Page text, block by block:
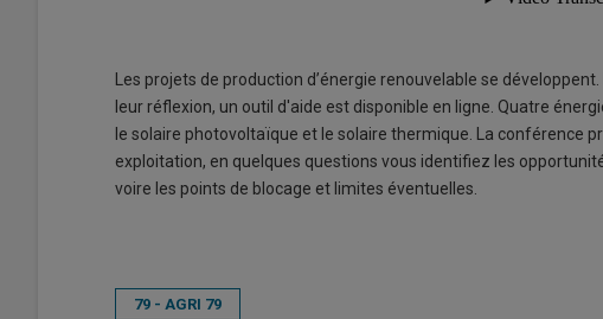
Les projets de production d’énergie renouvelable se
leur réflexion, un outil d'aide est disponible en ligne. Quatre
le solaire photovoltaïque et le solaire thermique. La conférence
exploitation, en quelques questions vous identifiez les
voire les points de blocage et limites éventuelles.
79 - AGRI 79